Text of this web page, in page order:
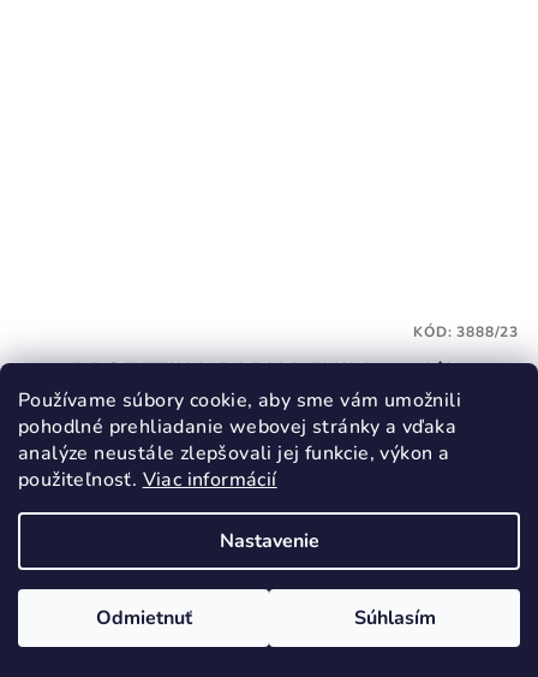
Používame súbory cookie, aby sme vám umožnili
pohodlné prehliadanie webovej stránky a vďaka
analýze neustále zlepšovali jej funkcie, výkon a
použiteľnosť. Viac informácií
Nastavenie
Odmietnuť Súhlasím
PROTETIKA PADY DENIM sandále
BAREFOOT
26,30 €
43,90 €
(–40 %)
KÓD:3888/23